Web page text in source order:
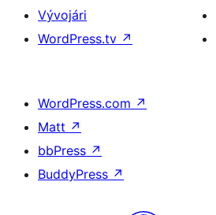
Vývojári
WordPress.tv ↗
WordPress.com ↗
Matt ↗
bbPress ↗
BuddyPress ↗